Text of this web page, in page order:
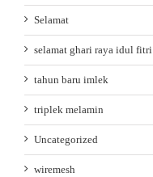
Selamat
selamat ghari raya idul fitri
tahun baru imlek
triplek melamin
Uncategorized
wiremesh